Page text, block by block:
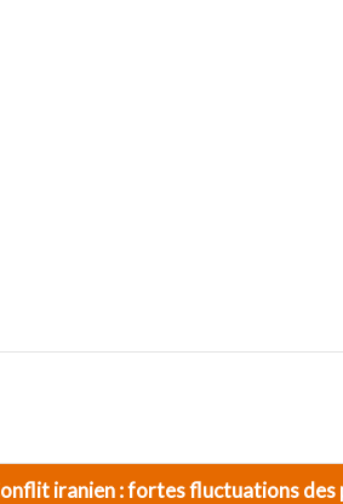
iranien : fortes fluctuations des